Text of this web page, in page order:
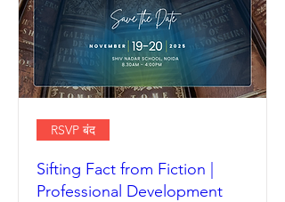
RSVP बंद
Sifting Fact from Fiction |
Professional Development